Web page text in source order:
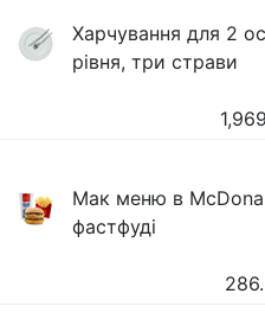
Харчування для 2
рівня, три страви
Мак меню в
фастфуді